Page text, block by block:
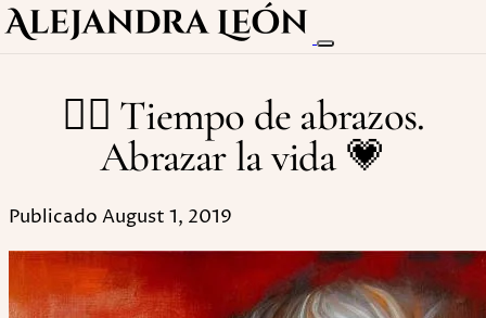
🙅‍♀ Tiempo de abrazos.
Abrazar la vida 💗
Publicado August 1, 2019